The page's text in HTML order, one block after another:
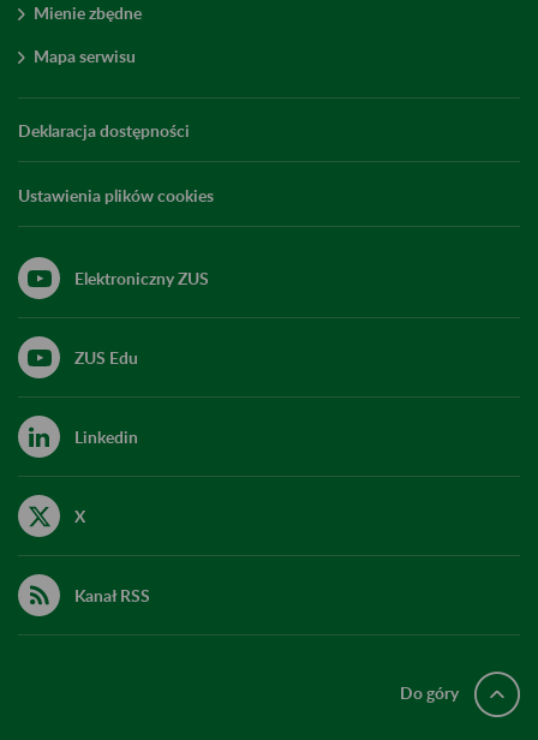
Mienie zbędne
Mapa serwisu
Deklaracja dostępności
Ustawienia plików cookies
Elektroniczny ZUS
ZUS Edu
Linkedin
X
Kanał RSS
Do góry